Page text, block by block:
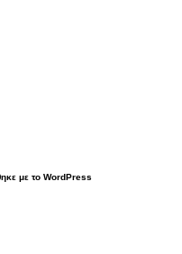
με το WordPress